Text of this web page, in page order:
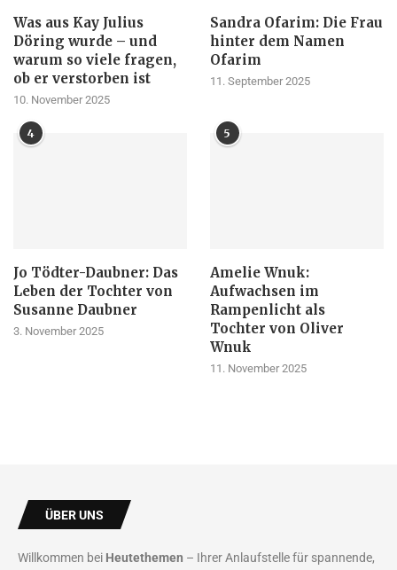
Was aus Kay Julius
Döring wurde – und
warum so viele fragen,
ob er verstorben ist
10. November 2025
Sandra Ofarim: Die Frau
hinter dem Namen
Ofarim
11. September 2025
4
Jo Tödter-Daubner: Das
Leben der Tochter von
Susanne Daubner
3. November 2025
5
Amelie Wnuk:
Aufwachsen im
Rampenlicht als
Tochter von Oliver
Wnuk
11. November 2025
ÜBER UNS
Willkommen bei Heutethemen – Ihrer Anlaufstelle für spannende,